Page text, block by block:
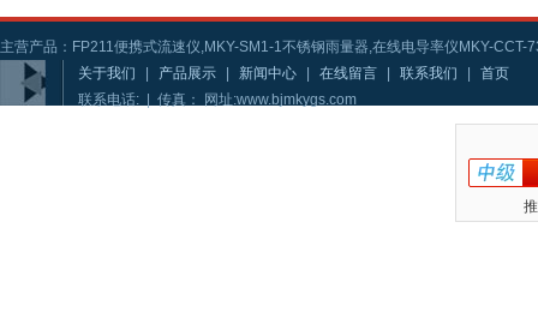
主营产品：FP211便携式流速仪,MKY-SM1-1不锈钢雨量器,在线电导率仪MKY-CCT-
关于我们
产品展示 新闻中心 在线留言 联系我们
首页
联系电话: | 传真： 网址:www.bjmkygs.com